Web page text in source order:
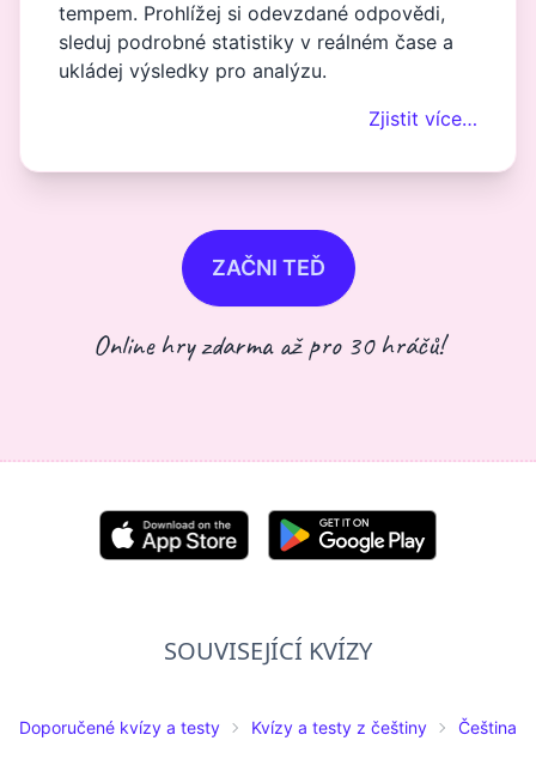
tempem. Prohlížej si odevzdané odpovědi,
sleduj podrobné statistiky v reálném čase a
ukládej výsledky pro analýzu.
Zjistit více…
ZAČNI TEĎ
Online hry zdarma až pro 30 hráčů!
SOUVISEJÍCÍ KVÍZY
Doporučené kvízy a testy Kvízy a testy z češtiny Čeština